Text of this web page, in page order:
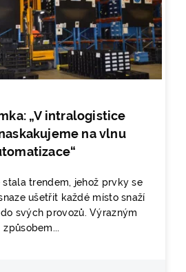
„V intralogistice
na vlnu
stala trendem, jehož prvky se
ušetřit každé místo snaží
svých provozů. Výrazným
způsobem...